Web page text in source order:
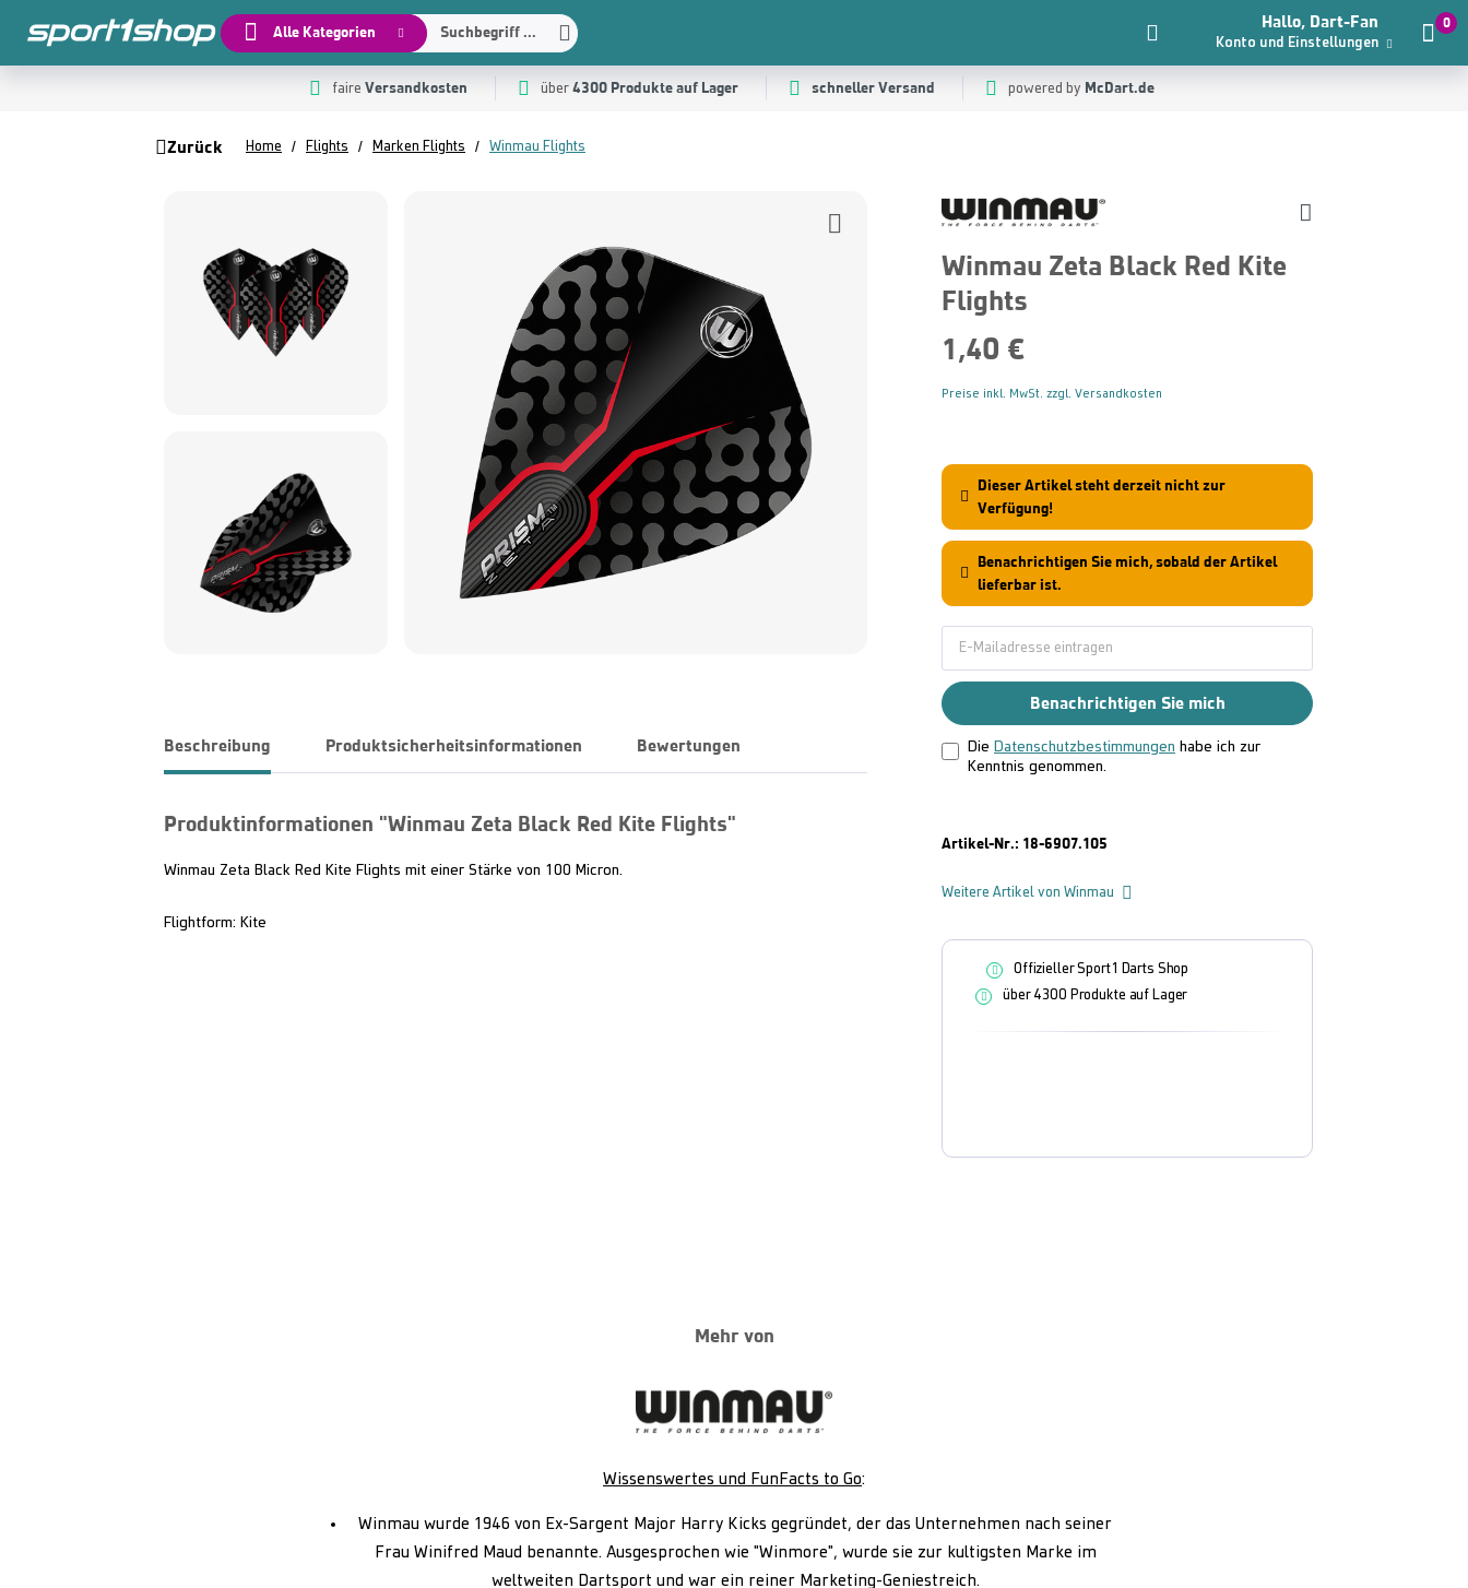
Alle Kategorien Suchbegriff ...
Hallo, Dart-Fan
Konto und Einstellungen
0
faire Versandkosten über 4300 Produkte auf Lager schneller Versand powered by McDart.de
Zurück Home Flights Marken Flights Winmau Flights
Beschreibung Produktsicherheitsinformationen Bewertungen
Produktinformationen "Winmau Zeta Black Red Kite Flights"
Winmau Zeta Black Red Kite Flights mit einer Stärke von 100 Micron.
Flightform: Kite
Winmau Zeta Black Red Kite
Flights
1,40 €
Preise inkl. MwSt. zzgl. Versandkosten
Dieser Artikel steht derzeit nicht zur
Verfügung!
Benachrichtigen Sie mich, sobald der Artikel
lieferbar ist.
Benachrichtigen Sie mich
Die Datenschutzbestimmungen habe ich zur
Kenntnis genommen.
Artikel-Nr.: 18-6907.105
Weitere Artikel von Winmau
Offizieller Sport1 Darts Shop
über 4300 Produkte auf Lager
Mehr von
Wissenswertes und FunFacts to Go:
Winmau wurde 1946 von Ex-Sargent Major Harry Kicks gegründet, der das Unternehmen nach seiner
Frau Winifred Maud benannte. Ausgesprochen wie "Winmore", wurde sie zur kultigsten Marke im
weltweiten Dartsport und war ein reiner Marketing-Geniestreich.